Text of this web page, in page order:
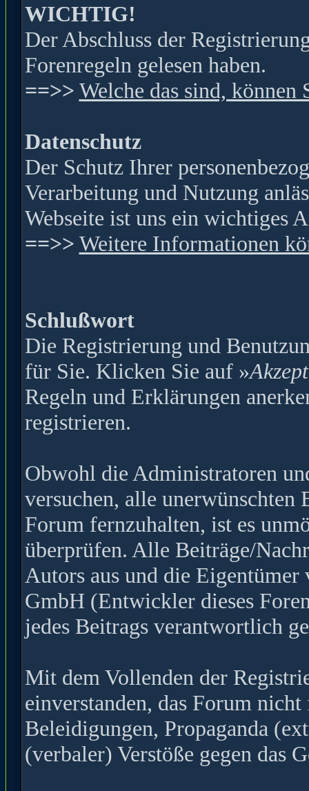
WICHTIG!
Der Abschluss der
Forenregeln gelesen haben.
==>> Welche das sind, können
Datenschutz
Der Schutz Ihrer
Verarbeitung und Nutzung
Webseite ist uns ein wichtiges
==>> Weitere Informationen
Schlußwort
Die Registrierung und
für Sie. Klicken Sie auf »
Regeln und Erklärungen
registrieren.
Obwohl die Administratoren
versuchen, alle unerwünschten
Forum fernzuhalten, ist es
überprüfen. Alle Beiträge/
Autors aus und die
GmbH (Entwickler dieses
jedes Beitrags verantwortlich
Mit dem Vollenden der
einverstanden, das Forum
Beleidigungen, Propaganda
(verbaler) Verstöße gegen das